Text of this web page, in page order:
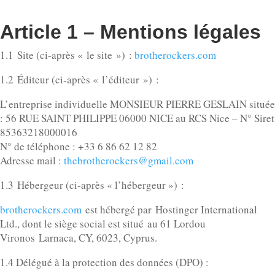
Article 1 – Mentions légales
1.1 Site (ci-après « le site ») : brotherockers.com
1.2 Éditeur (ci-après « l’éditeur ») :
L’entreprise individuelle MONSIEUR PIERRE GESLAIN située
: 56 RUE SAINT PHILIPPE 06000 NICE au RCS Nice – N° Siret
85363218000016
N° de téléphone : +33 6 86 62 12 82
Adresse mail : thebrotherockers@gmail.com
1.3 Hébergeur (ci-après « l’hébergeur ») :
brotherockers.com est hébergé par Hostinger International
Ltd., dont le siège social est situé au 61 Lordou
Vironos Larnaca, CY, 6023, Cyprus.
1.4 Délégué à la protection des données (DPO) :